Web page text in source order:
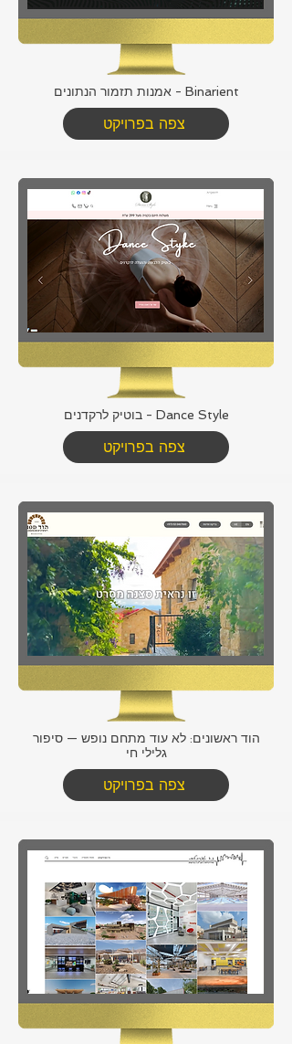
Binarient - אמנות תזמור הנתונים
צפה בפרויקט
Dance Style - בוטיק לרקדנים
צפה בפרויקט
הוד ראשונים: לא עוד מתחם נופש — סיפור
גלילי חי
צפה בפרויקט